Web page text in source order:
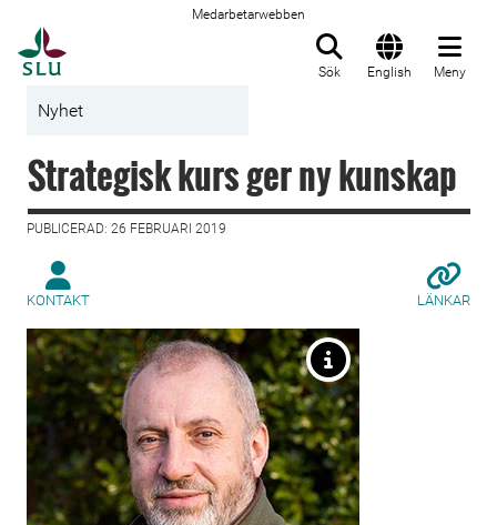
Medarbetarwebben
Sök English Meny
Nyhet
Strategisk kurs ger ny kunskap
PUBLICERAD: 26 FEBRUARI 2019
KONTAKT LÄNKAR